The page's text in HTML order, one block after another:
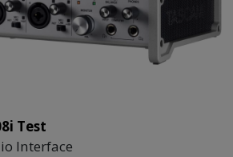
Test
Interface